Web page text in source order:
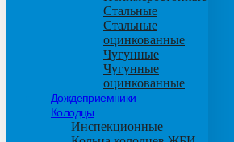
Стальные
Стальные
оцинкованные
Чугунные
Чугунные
оцинкованные
Дождеприемники
Колодцы
Инспекционные